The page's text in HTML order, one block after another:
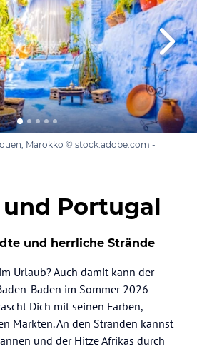
Marokko © stock.adobe.com -
Portugal
und herrliche Strände
Urlaub? Auch damit kann der
Baden im Sommer 2026
Dich mit seinen Farben,
Märkten. An den Stränden kannst
und der Hitze Afrikas durch